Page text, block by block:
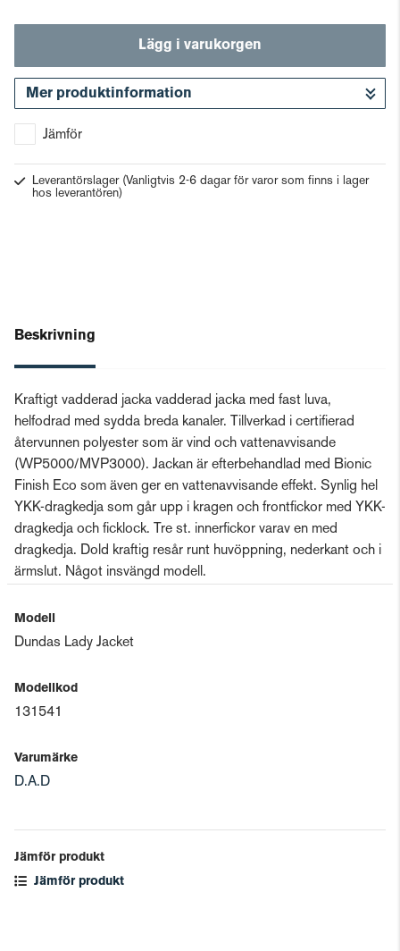
Lägg i varukorgen
Mer produktinformation
Jämför
Leverantörslager (Vanligtvis 2-6 dagar för varor som finns i lager
hos leverantören)
Beskrivning
Kraftigt vadderad jacka vadderad jacka med fast luva,
helfodrad med sydda breda kanaler. Tillverkad i certifierad
återvunnen polyester som är vind och vattenavvisande
(WP5000/MVP3000). Jackan är efterbehandlad med Bionic
Finish Eco som även ger en vattenavvisande effekt. Synlig hel
YKK-dragkedja som går upp i kragen och frontfickor med YKK-
dragkedja och ficklock. Tre st. innerfickor varav en med
dragkedja. Dold kraftig resår runt huvöppning, nederkant och i
ärmslut. Något insvängd modell.
Modell
Dundas Lady Jacket
Modellkod
131541
Varumärke
D.A.D
Jämför produkt
Jämför produkt